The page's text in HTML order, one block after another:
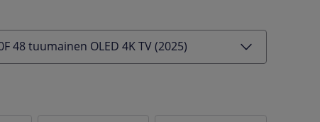
48 tuumainen OLED 4K TV (2025)